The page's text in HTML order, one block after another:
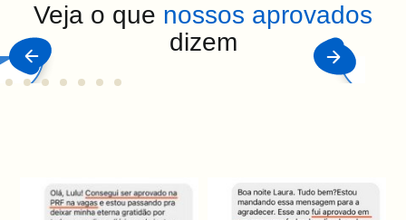
Veja o que nossos aprovados
dizem